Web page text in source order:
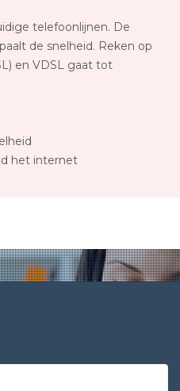
telefoonlijnen. De
de snelheid. Reken op
en VDSL gaat tot
het internet